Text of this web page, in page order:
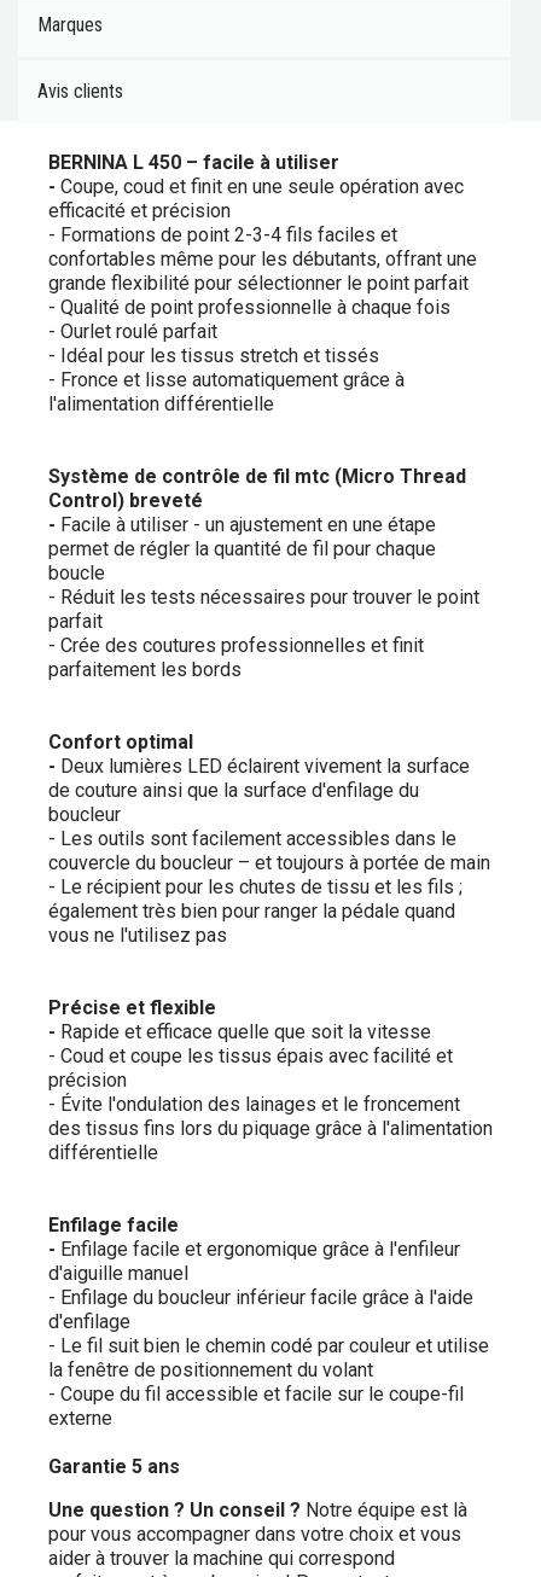
Marques
Avis clients
BERNINA L 450 – facile à utiliser
- Coupe, coud et finit en une seule opération avec
efficacité et précision
- Formations de point 2-3-4 fils faciles et
confortables même pour les débutants, offrant une
grande flexibilité pour sélectionner le point parfait
- Qualité de point professionnelle à chaque fois
- Ourlet roulé parfait
- Idéal pour les tissus stretch et tissés
- Fronce et lisse automatiquement grâce à
l'alimentation différentielle
Système de contrôle de fil mtc (Micro Thread
Control) breveté
- Facile à utiliser - un ajustement en une étape
permet de régler la quantité de fil pour chaque
boucle
- Réduit les tests nécessaires pour trouver le point
parfait
- Crée des coutures professionnelles et finit
parfaitement les bords
Confort optimal
- Deux lumières LED éclairent vivement la surface
de couture ainsi que la surface d'enfilage du
boucleur
- Les outils sont facilement accessibles dans le
couvercle du boucleur – et toujours à portée de main
- Le récipient pour les chutes de tissu et les fils ;
également très bien pour ranger la pédale quand
vous ne l'utilisez pas
Précise et flexible
- Rapide et efficace quelle que soit la vitesse
- Coud et coupe les tissus épais avec facilité et
précision
- Évite l'ondulation des lainages et le froncement
des tissus fins lors du piquage grâce à l'alimentation
différentielle
Enfilage facile
- Enfilage facile et ergonomique grâce à l'enfileur
d'aiguille manuel
- Enfilage du boucleur inférieur facile grâce à l'aide
d'enfilage
- Le fil suit bien le chemin codé par couleur et utilise
la fenêtre de positionnement du volant
- Coupe du fil accessible et facile sur le coupe-fil
externe
Garantie 5 ans
Une question ? Un conseil ? Notre équipe est là
pour vous accompagner dans votre choix et vous
aider à trouver la machine qui correspond